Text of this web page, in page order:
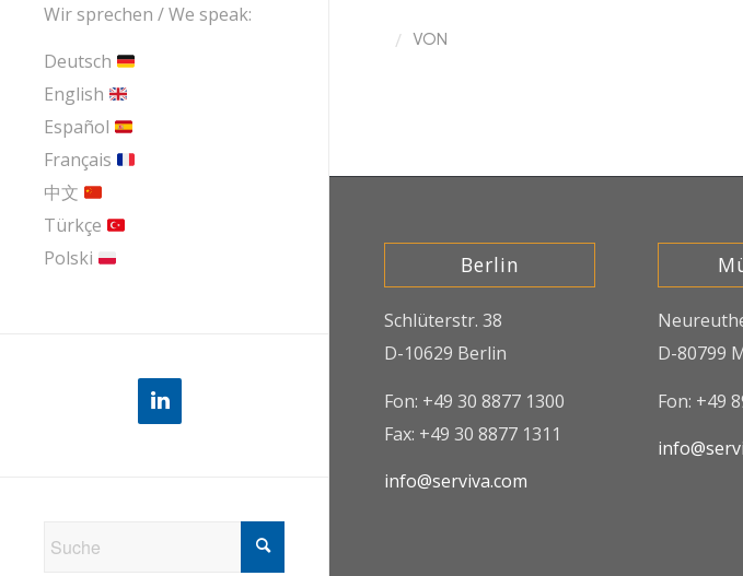
Wir sprechen / We speak:
Deutsch
English
Español
Français
中文
Türkçe
Polski
/ VON
Berlin
Schlüterstr. 38
D-10629 Berlin
Fon: +49 30 8877 1300
Fax: +49 30 8877 1311
info@serviva.com
D-80799
Fon: +49